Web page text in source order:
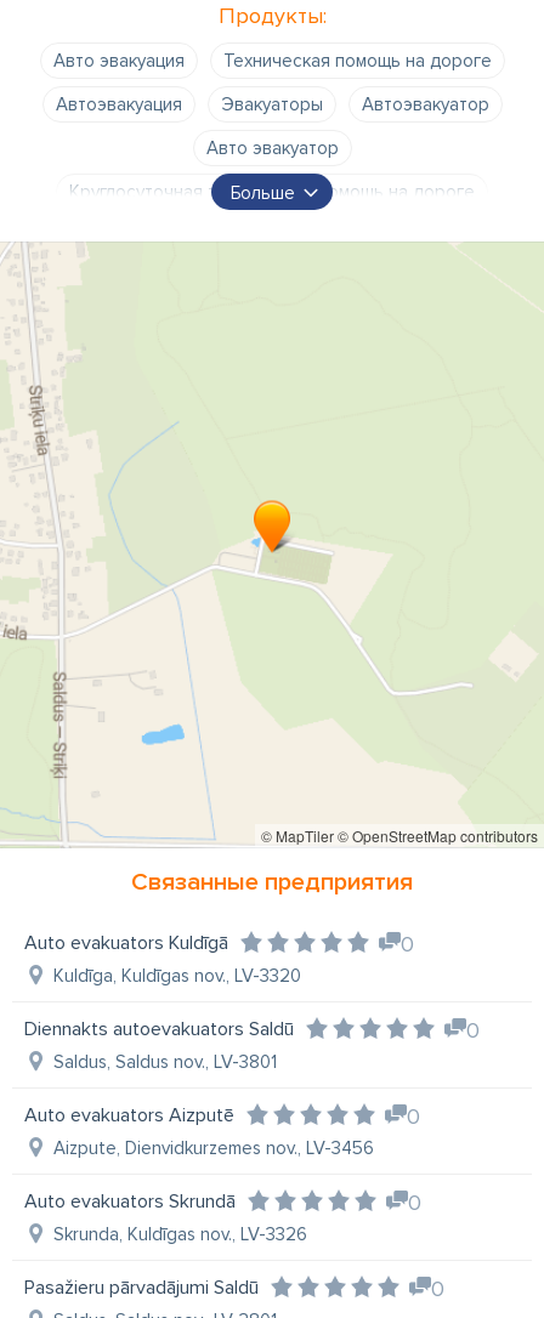
Продукты:
Авто эвакуация
Техническая помощь на дороге
Автоэвакуация
Эвакуаторы
Автоэвакуатор
Авто эвакуатор
Круглосуточная техническая помощь на дороге
Больше
© MapTiler© OpenStreetMap contributors
Связанные предприятия
Auto evakuators Kuldīgā 0
Kuldīga, Kuldīgas nov., LV-3320
Diennakts autoevakuators Saldū 0
Saldus, Saldus nov., LV-3801
Auto evakuators Aizputē 0
Aizpute, Dienvidkurzemes nov., LV-3456
Auto evakuators Skrundā 0
Skrunda, Kuldīgas nov., LV-3326
Pasažieru pārvadājumi Saldū 0